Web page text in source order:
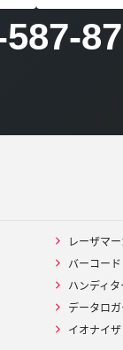
レーザマ
バーコー
ハンディ
データロ
イオナイザ